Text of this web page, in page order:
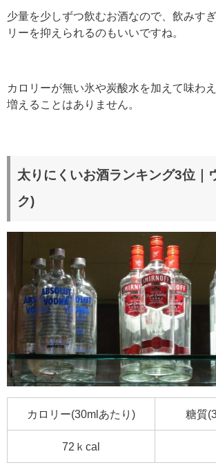
少量を少しずつ飲むお酒なので、飲みす
リーを抑えられるのもいいですね。
カロリーが無い氷や炭酸水を加えて味わ
増えることはありません。
太りにくいお酒ランキング3位｜
ク)
カロリー(30mlあたり) 糖質
72ｋcal